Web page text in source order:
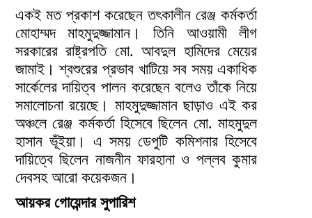
একই মত প্রকাশ করেছেন তৎকালীন রেঞ্জ কর্মকর্তা
মোহাম্মদ মাহমুদুজ্জামান। তিনি আওয়ামী লীগ
সরকারের রাষ্ট্রপতি মো. আবদুল হামিদের মেয়ের
জামাই। শ্বশুরের প্রভাব খাটিয়ে সব সময় একাধিক
সার্কেলের দায়িত্ব পালন করেছেন বলেও তাঁকে নিয়ে
সমালোচনা রয়েছে। মাহমুদুজ্জামান ছাড়াও এই কর
অঞ্চলে রেঞ্জ কর্মকর্তা হিসেবে ছিলেন মো. মাহমুদুল
হাসান ভূঁইয়া। এ সময় ডেপুটি কমিশনার হিসেবে
দায়িত্বে ছিলেন নাজনীন ফারহানা ও পল্লব কুমার
দেবসহ আরো কয়েকজন।
আয়কর গোয়েন্দার সুপারিশ